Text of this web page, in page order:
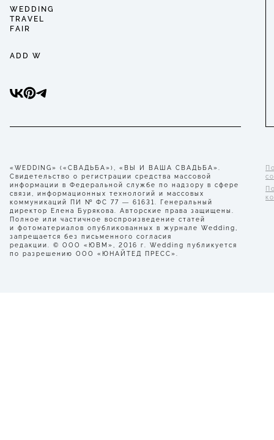
WEDDING
TRAVEL
FAIR
ADD W
«WEDDING» («СВАДЬБА»), «ВЫ И ВАША СВАДЬБА».
Свидетельство о регистрации средства массовой
информации в Федеральной службе по надзору в сфере
связи, информационных технологий и массовых
коммуникаций ПИ № ФС 77 — 61631. Генеральный
директор Елена Бурякова. Авторские права защищены.
Полное или частичное воспроизведение статей
и фотоматериалов опубликованных в журнале Wedding,
запрещается без письменного согласия
редакции. © ООО «ЮВМ», 2016 г. Wedding публикуется
по разрешению ООО «ЮНАЙТЕД ПРЕСС».